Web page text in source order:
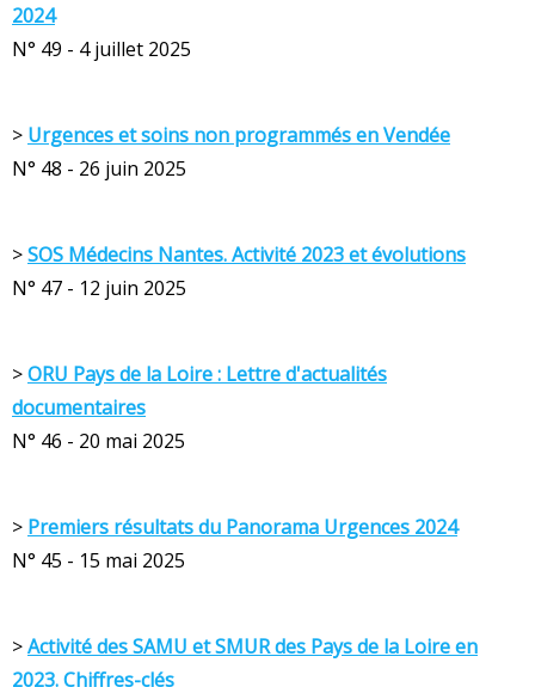
2024
N° 49 - 4 juillet 2025
> Urgences et soins non programmés en Vendée
N° 48 - 26 juin 2025
>SOS Médecins Nantes. Activité 2023 et évolutions
N° 47 - 12 juin 2025
>ORU Pays de la Loire : Lettre d'actualités
documentaires
N° 46 - 20 mai 2025
> Premiers résultats du Panorama Urgences 2024
N° 45 - 15 mai 2025
>Activité des SAMU et SMUR des Pays de la Loire en
2023. Chiffres-clés